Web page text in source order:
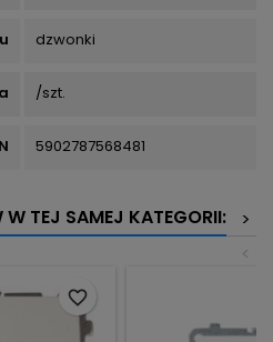
dzwonki
/szt.
5902787568481
TEJ SAMEJ KATEGORII:
>
<
favorite_border